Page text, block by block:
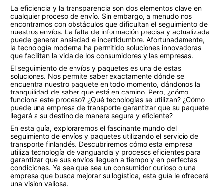
La eficiencia y la transparencia son dos elementos clave en
cualquier proceso de envío. Sin embargo, a menudo nos
encontramos con obstáculos que dificultan el seguimiento de
nuestros envíos. La falta de información precisa y actualizada
puede generar ansiedad e incertidumbre. Afortunadamente,
la tecnología moderna ha permitido soluciones innovadoras
que facilitan la vida de los consumidores y las empresas.
El seguimiento de envíos y paquetes es una de estas
soluciones. Nos permite saber exactamente dónde se
encuentra nuestro paquete en todo momento, dándonos la
tranquilidad de saber que está en camino. Pero, ¿cómo
funciona este proceso? ¿Qué tecnologías se utilizan? ¿Cómo
puede una empresa de transporte garantizar que su paquete
llegará a su destino de manera segura y eficiente?
En esta guía, exploraremos el fascinante mundo del
seguimiento de envíos y paquetes utilizando el servicio de
transporte finlandés. Descubriremos cómo esta empresa
utiliza tecnología de vanguardia y procesos eficientes para
garantizar que sus envíos lleguen a tiempo y en perfectas
condiciones. Ya sea que sea un consumidor curioso o una
empresa que busca mejorar su logística, esta guía le ofrecerá
una visión valiosa.